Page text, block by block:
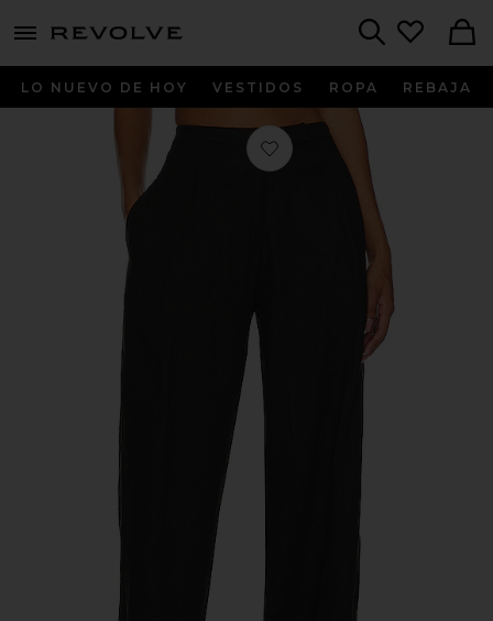
menu - shows more content
LO NUEVO DE HOY VESTIDOS ROPA REBAJA
Favorito PANTALÓN CEDROS